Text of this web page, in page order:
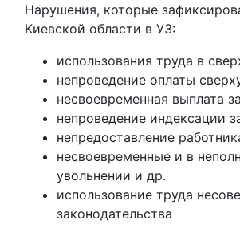
Нарушения, которые
Киевской области в УЗ:
использования труда в
непроведение оплаты
несвоевременная выплата
непроведение индексации
непредоставление
несвоевременные и в
увольнении и др.
использование труда
законодательства